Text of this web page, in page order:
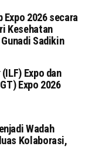
2026 secara
Kesehatan
Sadikin
Expo dan
Expo 2026
Wadah
Kolaborasi,